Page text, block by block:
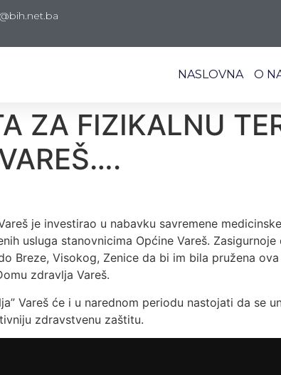
NASLOVNA O
ZA FIZIKALNU
je investirao u nabavku savremene
usluga stanovnicima Općine Vareš.
Breze, Visokog, Zenice da bi im bila pružena
zdravlja Vareš.
Vareš će i u narednom periodu nastojati da se
zdravstvenu zaštitu.